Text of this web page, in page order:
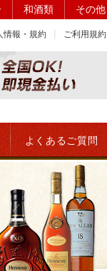
和酒類 その他
情報・規約 ご利用規約
よくあるご質問